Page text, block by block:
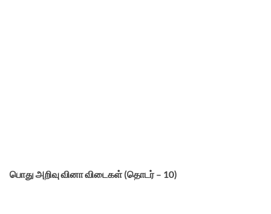
பொது அறிவு வினா விடைகள் (தொடர் – 10)